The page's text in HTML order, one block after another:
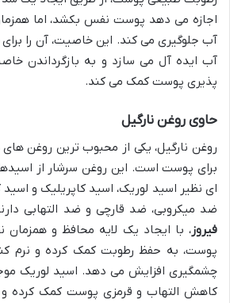
اجازه می دهد پوست نفس بکشد، اما
آب جلوگیری می کند. این خاصیت، آن را
آب ایده آل می سازد و به بازگرداندن
پذیری پوست کمک می کند.
حاوی روغن نارگیل
روغن نارگیل، یکی از محبوب ترین روغن های
برای پوست است. این روغن سرشار از
ای نظیر اسید لوریک، اسید کاپریلیک و
ضد میکروبی، ضد قارچی و ضد التهابی
فیروز، با ایجاد یک لایه محافظ و همزمان
پوست، به حفظ رطوبت کمک کرده و نرم
چشمگیری افزایش می دهد. اسید لوریک
کاهش التهاب و قرمزی پوست کمک کرده و